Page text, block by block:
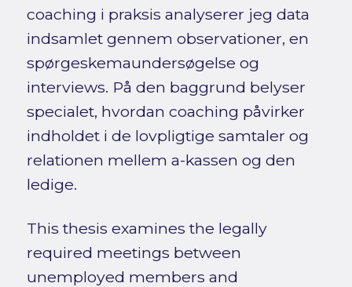
coaching i praksis analyserer jeg data
indsamlet gennem observationer, en
spørgeskemaundersøgelse og
interviews. På den baggrund belyser
specialet, hvordan coaching påvirker
indholdet i de lovpligtige samtaler og
relationen mellem a-kassen og den
ledige.
This thesis examines the legally
required meetings between
unemployed members and